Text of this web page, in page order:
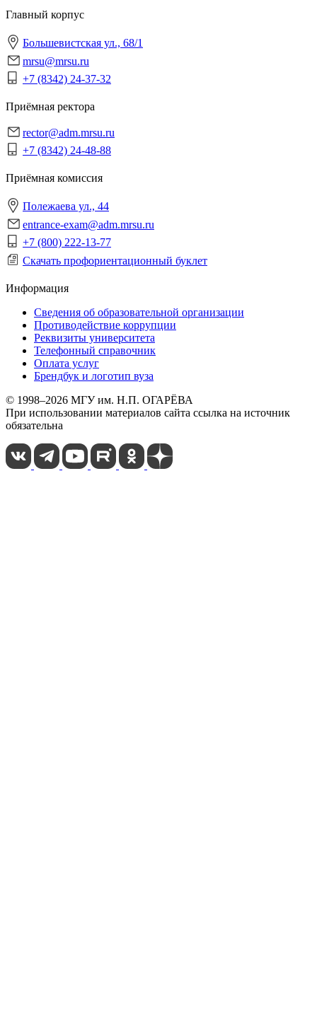
Главный корпус
Большевистская ул., 68/1
mrsu@mrsu.ru
+7 (8342) 24-37-32
Приёмная ректора
rector@adm.mrsu.ru
+7 (8342) 24-48-88
Приёмная комиссия
Полежаева ул., 44
entrance-exam@adm.mrsu.ru
+7 (800) 222-13-77
Скачать профориентационный буклет
Информация
Сведения об образовательной организации
Противодействие коррупции
Реквизиты университета
Телефонный справочник
Оплата услуг
Брендбук и логотип вуза
© 1998–2026 МГУ им. Н.П. ОГАРЁВА
При использовании материалов сайта ссылка на источник
обязательна